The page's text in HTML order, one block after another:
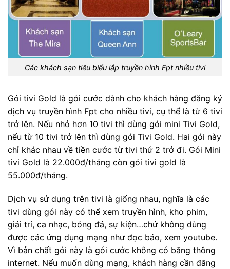
Các khách sạn tiêu biểu lắp truyền hình Fpt nhiều tivi
Gói tivi Gold là gói cước dành cho khách hàng đăng ký
dịch vụ truyền hình Fpt cho nhiều tivi, cụ thể là từ 6 tivi
trở lên. Nếu nhỏ hơn 10 tivi thì dùng gói mini Tivi Gold,
nếu từ 10 tivi trở lên thì dùng gói Tivi Gold. Hai gói này
chỉ khác nhau về tiền cước từ tivi thứ 2 trở đi. Gói Mini
tivi Gold là 22.000đ/tháng còn gói tivi gold là
55.000đ/tháng.
Dịch vụ sử dụng trên tivi là giống nhau, nghĩa là các
tivi dùng gói này có thể xem truyền hình, kho phim,
giải trí, ca nhạc, bóng đá, sự kiện…chứ không dùng
được các ứng dụng mạng như đọc báo, xem youtube.
Vì bản chất gói này là gói cước không có băng thông
internet. Nếu muốn dùng mạng, khách hàng cần đăng